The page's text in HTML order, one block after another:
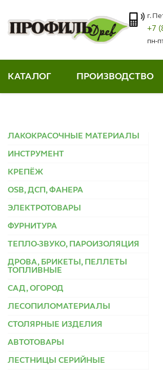
г.
+7
пн-
КАТАЛОГ ПРОИЗВОДСТВО
ЛАКОКРАСОЧНЫЕ МАТЕРИАЛЫ
ИНСТРУМЕНТ
КРЕПЁЖ
OSB, ДСП, ФАНЕРА
ЭЛЕКТРОТОВАРЫ
ФУРНИТУРА
ТЕПЛО-ЗВУКО, ПАРОИЗОЛЯЦИЯ
ДРОВА, БРИКЕТЫ, ПЕЛЛЕТЫ
ТОПЛИВНЫЕ
САД, ОГОРОД
ЛЕСОПИЛОМАТЕРИАЛЫ
СТОЛЯРНЫЕ ИЗДЕЛИЯ
АВТОТОВАРЫ
ЛЕСТНИЦЫ СЕРИЙНЫЕ